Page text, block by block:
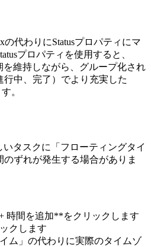
の代わりにStatusプロパティにマ
プロパティを使用すると、
を維持しながら、グループ化され
中、完了）でより充実した
。
いタスクに「フローティングタイ
ずれが発生する場合がありま
時間を追加**をクリックします
クします
ム」の代わりに実際のタイムゾ